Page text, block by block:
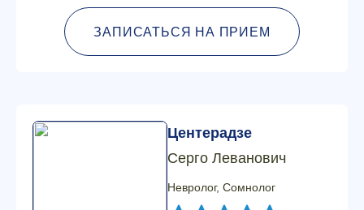
ЗАПИСАТЬСЯ НА ПРИЕМ
Центерадзе
Серго Леванович
Невролог, Сомнолог